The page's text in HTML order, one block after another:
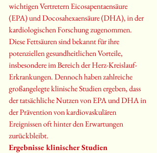
wichtigen Vertretern Eicosapentaensäure
(EPA) und Docosahexaensäure (DHA), in der
kardiologischen Forschung zugenommen.
Diese Fettsäuren sind bekannt für ihre
potenziellen gesundheitlichen Vorteile,
insbesondere im Bereich der Herz-Kreislauf-
Erkrankungen. Dennoch haben zahlreiche
großangelegte klinische Studien ergeben, dass
der tatsächliche Nutzen von EPA und DHA in
der Prävention von kardiovaskulären
Ereignissen oft hinter den Erwartungen
zurückbleibt.
Ergebnisse klinischer Studien